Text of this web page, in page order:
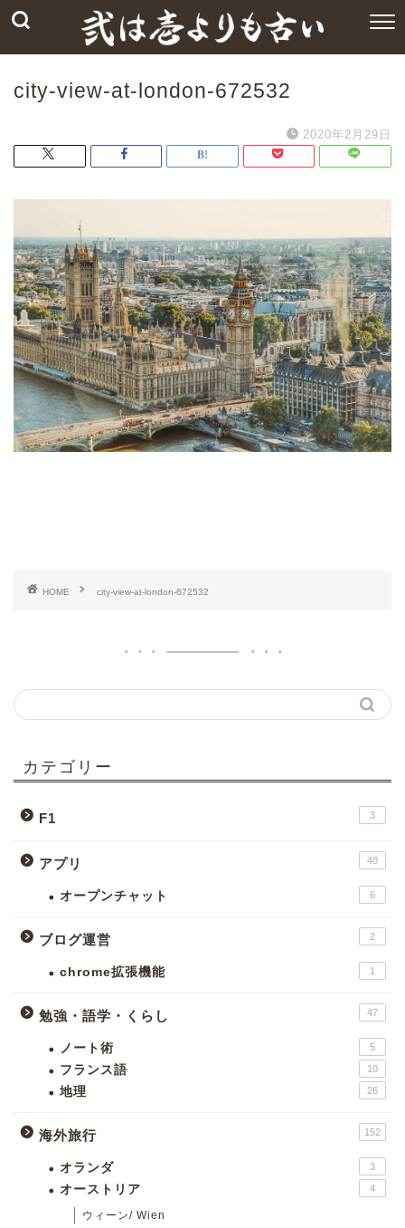
city-view-at-london-672532
2020年2月29日
HOME city-view-at-london-672532
カテゴリー
F1 3
アプリ 40
オープンチャット 6
ブログ運営 2
chrome拡張機能 1
勉強・語学・くらし 47
ノート術 5
フランス語 10
地理 26
海外旅行 152
オランダ 3
オーストリア 4
ウィーン/ Wien